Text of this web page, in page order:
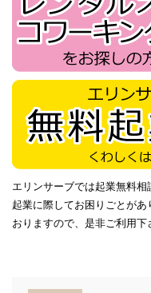
エリンサーブでは起業無料相
起業に際してお困りごとが
おりますので、是非ご利用下